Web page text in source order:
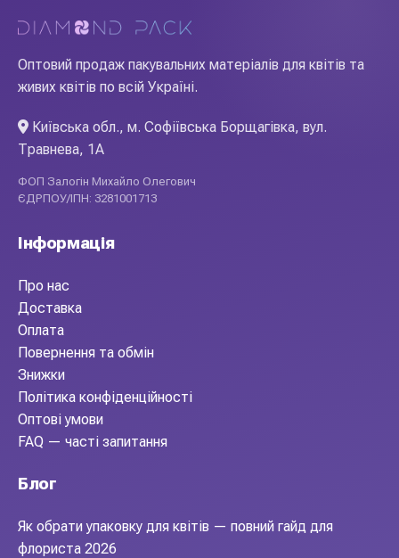
Оптовий продаж пакувальних матеріалів для квітів та
живих квітів по всій Україні.
Київська обл., м. Софіївська Борщагівка, вул.
Травнева, 1А
ФОП Залогін Михайло Олегович
ЄДРПОУ/ІПН: 3281001713
Інформація
Про нас
Доставка
Оплата
Повернення та обмін
Знижки
Політика конфіденційності
Оптові умови
FAQ — часті запитання
Блог
Як обрати упаковку для квітів — повний гайд для
флориста 2026